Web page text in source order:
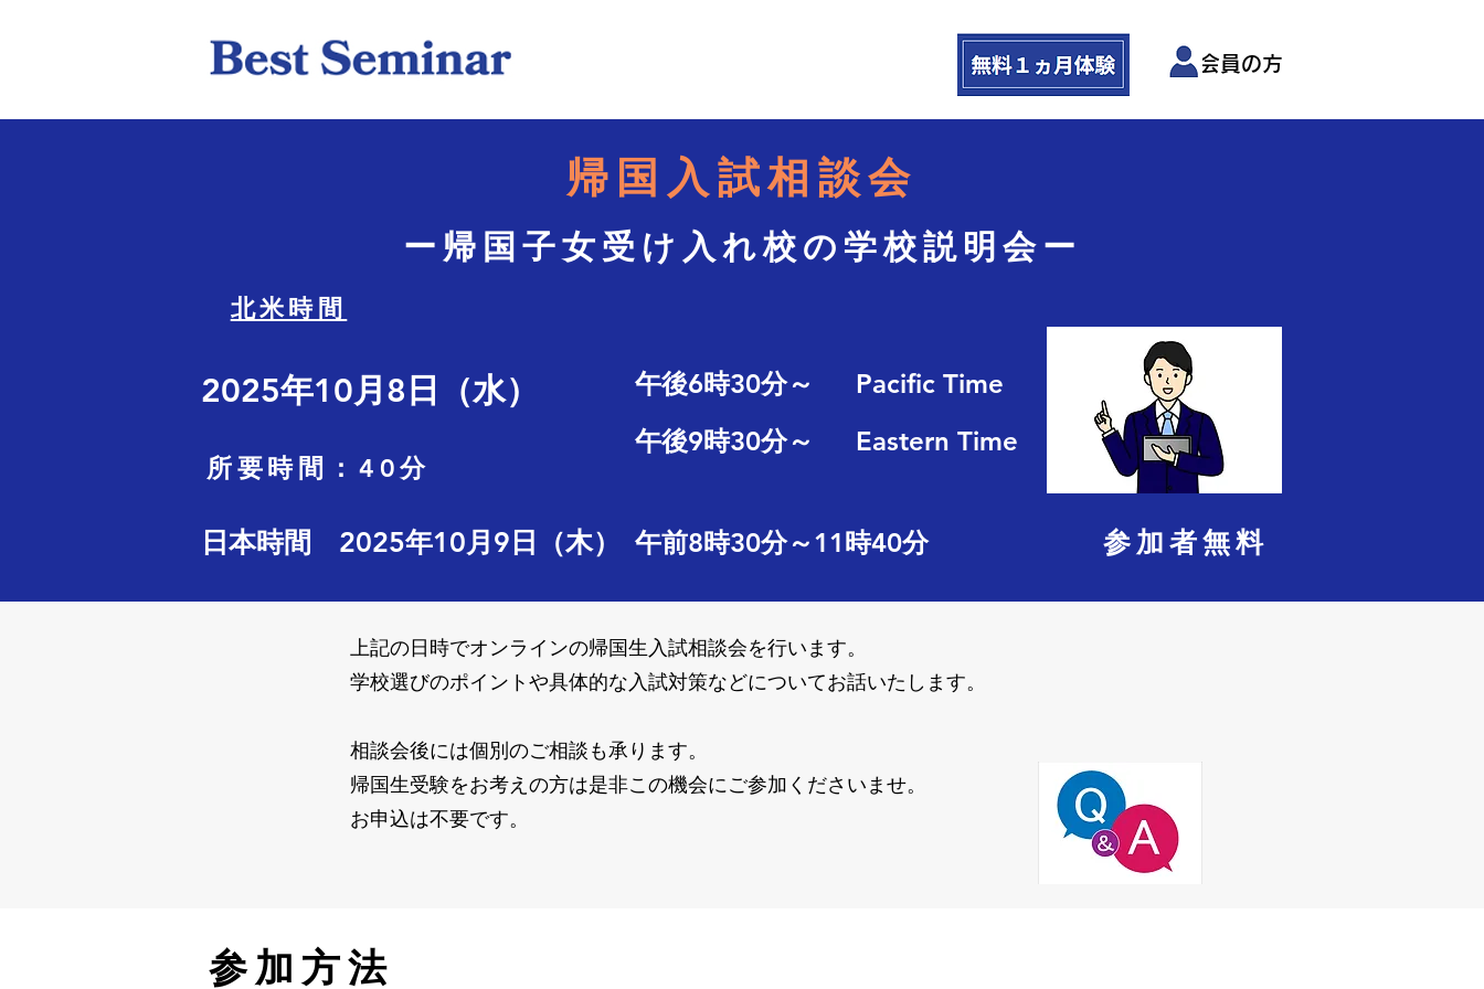
会員の方
帰国入試相談会
ー帰国子女受け入れ校の学校説明会ー
北米時間
2025年10月8日（水）
所要時間：40分
午後6時30分～ Pacific Time
午後9時30分～ Eastern Time
日本時間 2025年10月9日（木） 午前8時30分～11時40分 参加者無料
上記の日時でオンラインの帰国生入試相談会を行います。
学校選びのポイントや具体的な入試対策などについてお話いたします。
相談会後には個別のご相談も承ります。
帰国生受験をお考えの方は是非この機会にご参加くださいませ。
お申込は不要です。
​参加方法